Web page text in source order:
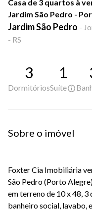
Casa de 3 quartos à
Jardim São Pedro -
Jardim São Pedro -
- RS
3
Dormitórios
1
Suíte
Sobre o imóvel
Foxter Cia Imobiliária
São Pedro (Porto
em terreno de 10 x 48, 3
banheiro social, lavabo,